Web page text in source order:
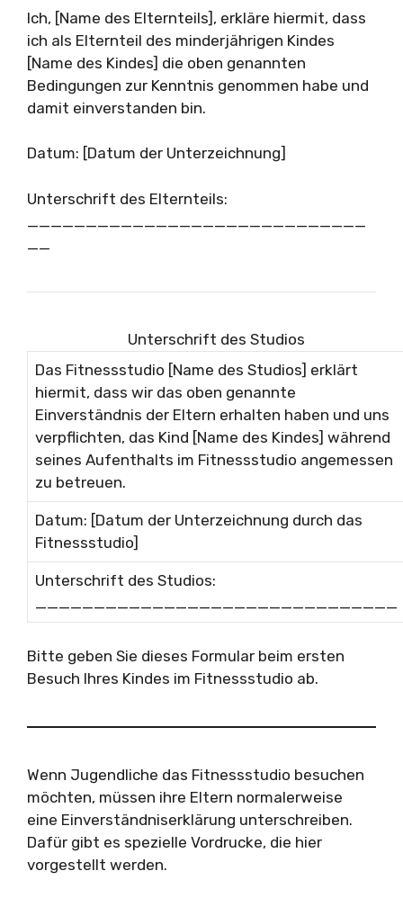
Ich, [Name des Elternteils], erkläre hiermit, dass
ich als Elternteil des minderjährigen Kindes
[Name des Kindes] die oben genannten
Bedingungen zur Kenntnis genommen habe und
damit einverstanden bin.
Datum: [Datum der Unterzeichnung]
Unterschrift des Elternteils:
Unterschrift des Studios
Das Fitnessstudio [Name des Studios] erklärt
hiermit, dass wir das oben genannte
Einverständnis der Eltern erhalten haben und uns
verpflichten, das Kind [Name des Kindes] während
seines Aufenthalts im Fitnessstudio angemessen
zu betreuen.
Datum: [Datum der Unterzeichnung durch das
Fitnessstudio]
Unterschrift des Studios:
Bitte geben Sie dieses Formular beim ersten
Besuch Ihres Kindes im Fitnessstudio ab.
Wenn Jugendliche das Fitnessstudio besuchen
möchten, müssen ihre Eltern normalerweise
eine Einverständniserklärung unterschreiben.
Dafür gibt es spezielle Vordrucke, die hier
vorgestellt werden.